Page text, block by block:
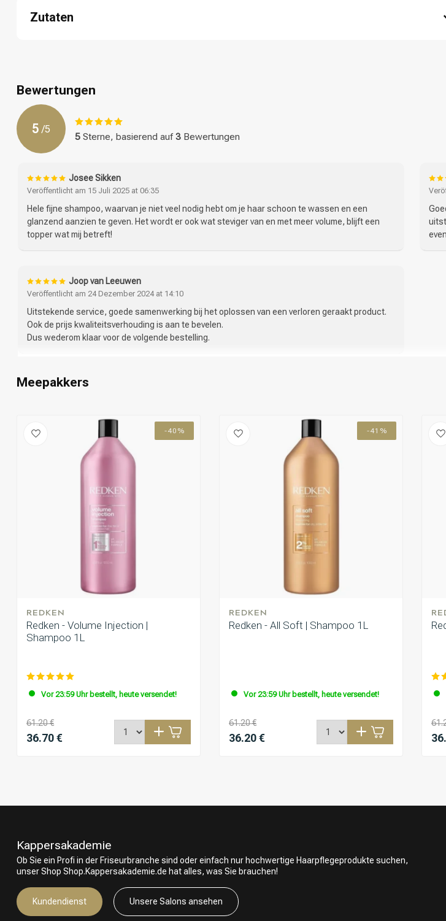
Schritt 2: Drücke eine kleine Menge des Produkts in deine Handfläche.
Schritt 3: Massiere das Shampoo sanft in dein Haar und auf deine Kopfhaut.
Zutaten
Cinnamal, Citronellol, Sodium Acetate, Isopropyl Alcohol, Sodium Citrate, Tocopherol, Hydrolyzed Soy Protein,
Wheat Amino Acids, Hydrolyzed Vegetable Protein PG-Propyl Silanetriol, Phenoxyethanol, CI 19140/Yellow 5,
14700/Red 4, CI 15510/Orange 4.
Bewertungen
5 /5
5 Sterne, basierend auf3 Bewertungen
Josee Sikken
Veröffentlicht am 15 Juli 2025 at 06:35
Hele fijne shampoo, waarvan je niet veel nodig hebt om je haar schoon te wassen en een
glanzend aanzien te geven. Het wordt er ook wat steviger van en met meer volume, blijft een
topper wat mij betreft!
Joop van Leeuwen
Veröffentlicht am 24 Dezember 2024 at 14:10
Uitstekende service, goede samenwerking bij het oplossen van een verloren geraakt product.
Ook de prijs kwaliteitsverhouding is aan te bevelen.
Dus wederom klaar voor de volgende bestelling.
Meepakkers
-40%
REDKEN
Redken - Volume Injection |
Shampoo 1L
Vor 23:59 Uhr bestellt, heute versendet!
61.20 €
36.70 €
-41%
REDKEN
Redken - All Soft | Shampoo 1L
Vor 23:59 Uhr bestellt, heute versendet!
61.20 €
36.20 €
Kappersakademie
Ob Sie ein Profi in der Friseurbranche sind oder einfach nur hochwertige Haarpflegeprodukte suchen,
unser Shop Shop.Kappersakademie.de hat alles, was Sie brauchen!
Kundendienst Unsere Salons ansehen